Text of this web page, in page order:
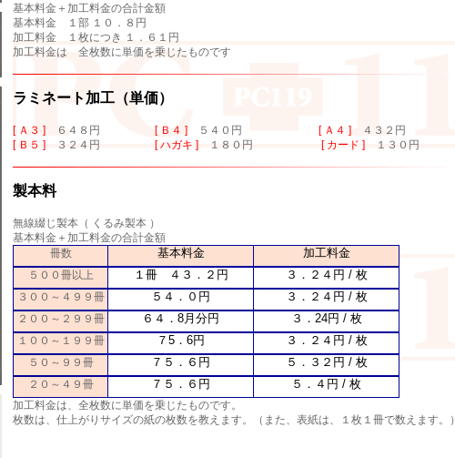
基本料金＋加工料金の合計金額
基本料金 １部 １０．８円
加工料金 １枚につき １．６１円
加工料金は 全枚数に単価を乗じたものです
ラミネート加工（単価）
[ Ａ３ ] ６４８円 [ Ｂ４ ] ５４０円 [ Ａ４ ] ４３２円
[ Ｂ５ ] ３２４円 [ ハガキ ] １８０円 [ カード ] １３０円
製本料
無線綴じ製本（ くるみ製本 ）
基本料金＋加工料金の合計金額
冊数
基本料金 加工料金
５００冊以上 １冊 ４３．２円 ３．２４円 / 枚
３００～４９９冊 ５４．０円 ３．２４円 / 枚
２００～２９９冊 ６４．8月分円 ３．24円 / 枚
１００～１９９冊 ７5．6円 ３．２４円 / 枚
５０～９９冊 ７５．６円 ５．３２円 / 枚
２０～４９冊 ７５．６円 ５．４円 / 枚
加工料金は、全枚数に単価を乗じたものです。
枚数は、仕上がりサイズの紙の枚数を教えます。（また、表紙は、１枚１冊で数えます。）